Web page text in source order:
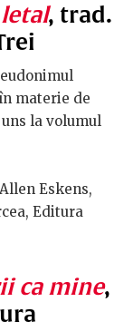
, trad.
materie de
la volumul
Eskens,
Editura
ca mine,